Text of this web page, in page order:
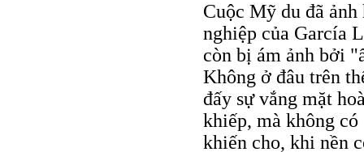
Cuộc Mỹ du đã
nghiệp của García
còn bị ám ảnh bởi
Không ở đâu trên
đấy sự vắng mặt
khiếp, mà không
khiến cho, khi nền